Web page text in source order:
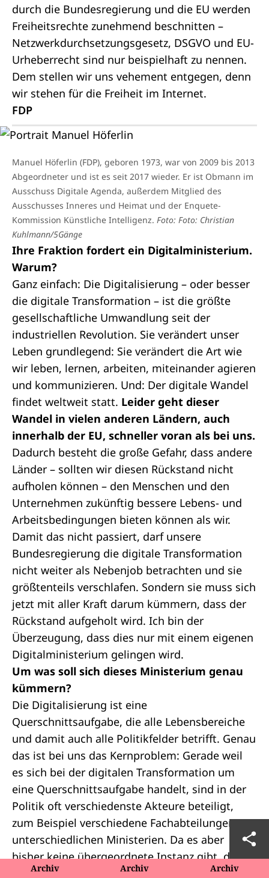
durch die Bundesregierung und die EU werden
Freiheitsrechte zunehmend beschnitten –
Netzwerkdurchsetzungsgesetz, DSGVO und EU-
Urheberrecht sind nur beispielhaft zu nennen.
Dem stellen wir uns vehement entgegen, denn
wir stehen für die Freiheit im Internet.
FDP
Manuel Höferlin (FDP), geboren 1973, war von 2009 bis 2013
Abgeordneter und ist es seit 2017 wieder. Er ist Obmann im
Ausschuss Digitale Agenda, außerdem Mitglied des
Ausschusses Inneres und Heimat und der Enquete-
Kommission Künstliche Intelligenz. Foto: Foto: Christian
Kuhlmann/5Gänge
Ihre Fraktion fordert ein Digitalministerium.
Warum?
Ganz einfach: Die Digitalisierung – oder besser
die digitale Transformation – ist die größte
gesellschaftliche Umwandlung seit der
industriellen Revolution. Sie verändert unser
Leben grundlegend: Sie verändert die Art wie
wir leben, lernen, arbeiten, miteinander agieren
und kommunizieren. Und: Der digitale Wandel
findet weltweit statt. Leider geht dieser
Wandel in vielen anderen Ländern, auch
innerhalb der EU, schneller voran als bei uns.
Dadurch besteht die große Gefahr, dass andere
Länder – sollten wir diesen Rückstand nicht
aufholen können – den Menschen und den
Unternehmen zukünftig bessere Lebens- und
Arbeitsbedingungen bieten können als wir.
Damit das nicht passiert, darf unsere
Bundesregierung die digitale Transformation
nicht weiter als Nebenjob betrachten und sie
größtenteils verschlafen. Sondern sie muss sich
jetzt mit aller Kraft darum kümmern, dass der
Rückstand aufgeholt wird. Ich bin der
Überzeugung, dass dies nur mit einem eigenen
Digitalministerium gelingen wird.
Um was soll sich dieses Ministerium genau
kümmern?
Die Digitalisierung ist eine
Querschnittsaufgabe, die alle Lebensbereiche
und damit auch alle Politikfelder betrifft. Genau
das ist bei uns das Kernproblem: Gerade weil
es sich bei der digitalen Transformation um
eine Querschnittsaufgabe handelt, sind in der
Politik oft verschiedenste Akteure beteiligt,
zum Beispiel verschiedene Fachabteilungen aus
unterschiedlichen Ministerien. Da es aber
bisher keine übergeordnete Instanz gibt, die
diese Zusammenarbeit wirklich koordiniert und
Archiv Archiv Archiv